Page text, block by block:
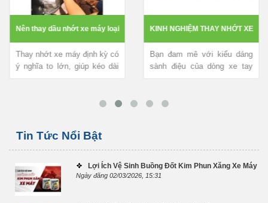
Nên thay dầu nhớt xe máy loại
0.8 hay 1L ?
Thay nhớt xe máy định kỳ có
ý nghĩa to lớn, giúp kéo dài
tuổi thọ động cơ, xe vận
KINH NGHIỆM THAY NHỚT XE
TAY GA MỚI MUA
Bạn đam mê với kiểu dáng
sành điệu của dòng xe tay
ga. Bạn mới tậu và đang tìm
Tin Tức Nổi Bật
Lợi Ích Vệ Sinh Buồng Đốt Kim Phun Xăng Xe Máy
Ngày đăng 02/03/2026, 15:31